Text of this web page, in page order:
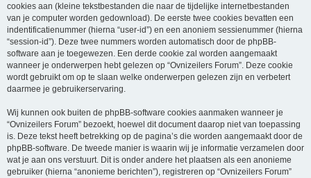
cookies aan (kleine tekstbestanden die naar de tijdelijke internetbestanden
van je computer worden gedownload). De eerste twee cookies bevatten een
indentificatienummer (hierna “user-id”) en een anoniem sessienummer (hierna
“session-id”). Deze twee nummers worden automatisch door de phpBB-
software aan je toegewezen. Een derde cookie zal worden aangemaakt
wanneer je onderwerpen hebt gelezen op “Ovnizeilers Forum”. Deze cookie
wordt gebruikt om op te slaan welke onderwerpen gelezen zijn en verbetert
daarmee je gebruikerservaring.
Wij kunnen ook buiten de phpBB-software cookies aanmaken wanneer je
“Ovnizeilers Forum” bezoekt, hoewel dit document daarop niet van toepassing
is. Deze tekst heeft betrekking op de pagina’s die worden aangemaakt door de
phpBB-software. De tweede manier is waarin wij je informatie verzamelen door
wat je aan ons verstuurt. Dit is onder andere het plaatsen als een anonieme
gebruiker (hierna “anonieme berichten”), registreren op “Ovnizeilers Forum”